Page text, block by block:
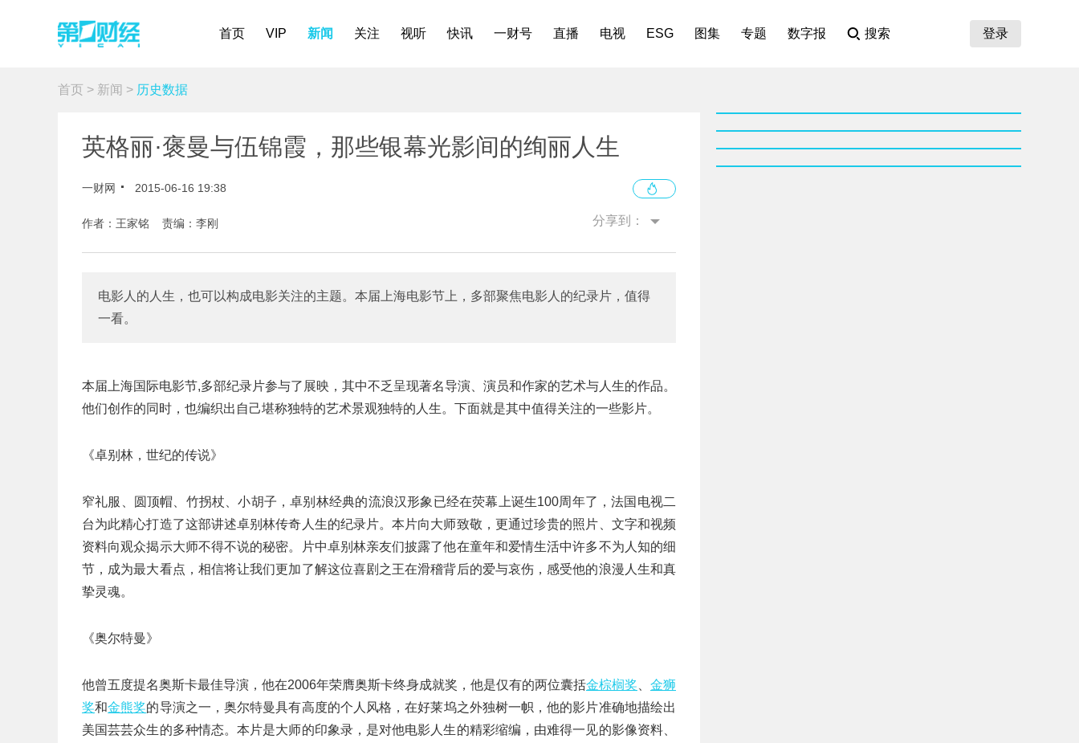
首页 VIP 新闻 关注 视听 快讯 一财号 直播 电视 ESG 图集 专题 数字报 搜索 登录
首页 > 新闻 > 历史数据
英格丽·褒曼与伍锦霞，那些银幕光影间的绚丽人生
一财网 2015-06-16 19:38
作者：王家铭 责编：李刚 分享到：
电影人的人生，也可以构成电影关注的主题。本届上海电影节上，多部聚焦电影人的纪录片，值得
一看。
本届上海国际电影节,多部纪录片参与了展映，其中不乏呈现著名导演、演员和作家的艺术与人生的作品。
他们创作的同时，也编织出自己堪称独特的艺术景观独特的人生。下面就是其中值得关注的一些影片。
《卓别林，世纪的传说》
窄礼服、圆顶帽、竹拐杖、小胡子，卓别林经典的流浪汉形象已经在荧幕上诞生100周年了，法国电视二
台为此精心打造了这部讲述卓别林传奇人生的纪录片。本片向大师致敬，更通过珍贵的照片、文字和视频
资料向观众揭示大师不得不说的秘密。片中卓别林亲友们披露了他在童年和爱情生活中许多不为人知的细
节，成为最大看点，相信将让我们更加了解这位喜剧之王在滑稽背后的爱与哀伤，感受他的浪漫人生和真
挚灵魂。
《奥尔特曼》
他曾五度提名奥斯卡最佳导演，他在2006年荣膺奥斯卡终身成就奖，他是仅有的两位囊括金棕榈奖
金狮
奖和金熊奖的导演之一，奥尔特曼具有高度的个人风格，在好莱坞之外独树一帜，他的影片准确地描绘出
美国芸芸众生的多种情态。本片是大师的印象录，是对他电影人生的精彩缩编，由难得一见的影像资料、